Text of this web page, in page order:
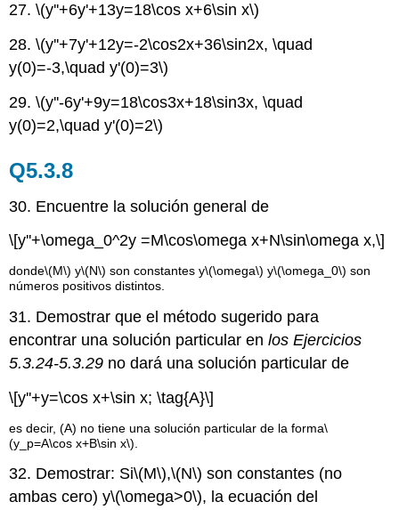
27.\(y''+6y'+13y=18\cos x+6\sin x\)
28.\(y''+7y'+12y=-2\cos2x+36\sin2x, \quad
y(0)=-3,\quad y'(0)=3\)
29.\(y''-6y'+9y=18\cos3x+18\sin3x, \quad
y(0)=2,\quad y'(0)=2\)
Q5.3.8
30. Encuentre la solución general de
\[y''+\omega_0^2y =M\cos\omega x+N\sin\omega x,\]
donde\(M\) y\(N\) son constantes y\(\omega\) y\(\omega_0\) son
números positivos distintos.
31. Demostrar que el método sugerido para
encontrar una solución particular enlos Ejercicios
5.3.24-5.3.29 no dará una solución particular de
\[y''+y=\cos x+\sin x; \tag{A}\]
es decir, (A) no tiene una solución particular de la forma\
(y_p=A\cos x+B\sin x\)
32. Demostrar: Si\(M\),\(N\) son constantes (no
ambas cero) y\(\omega>0\), la ecuación del